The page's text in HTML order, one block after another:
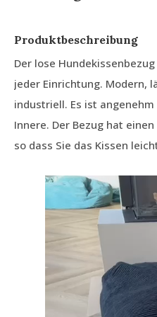
Produktbeschreibung
Der lose
jeder Einrichtung. Modern,
industriell. Es ist
Innere. Der Bezug hat
so dass Sie das Kissen